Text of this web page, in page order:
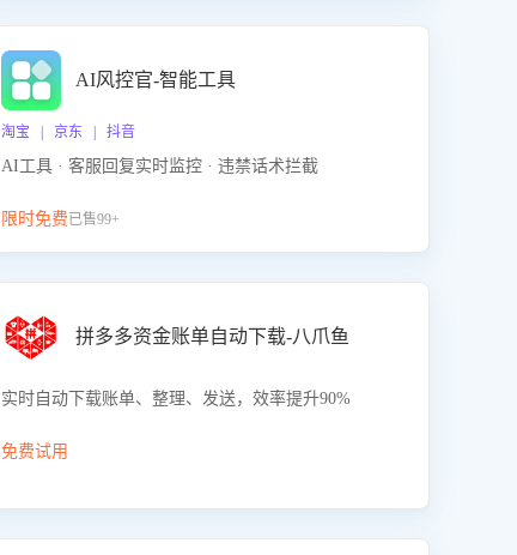
AI风控官-智能工具
淘宝 | 京东 | 抖音
AI工具 · 客服回复实时监控 · 违禁话术拦截
限时免费已售99+
拼多多资金账单自动下载-八爪鱼
实时自动下载账单、整理、发送，效率提升90%
免费试用